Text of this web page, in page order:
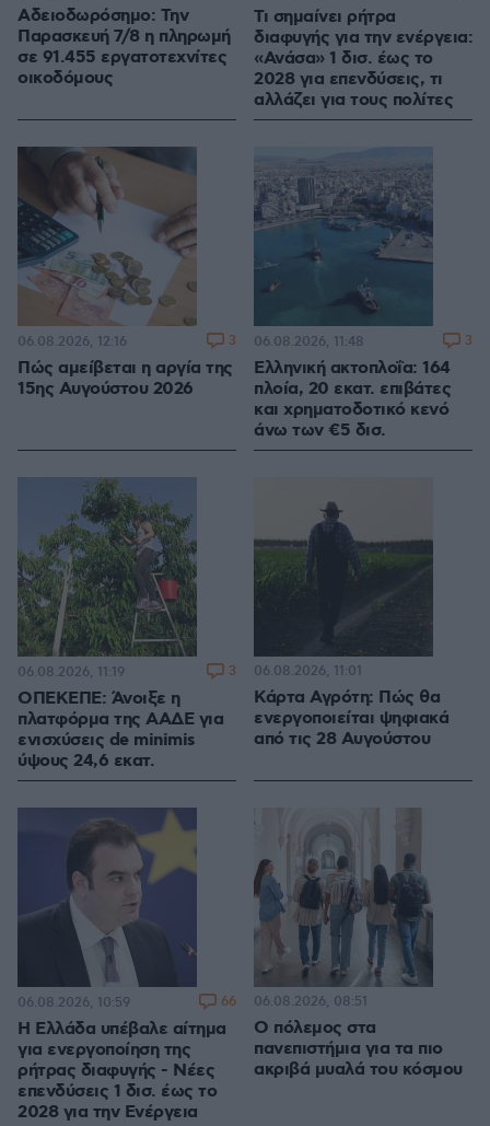
Αδειοδωρόσημο: Την
Παρασκευή 7/8 η πληρωμή
σε 91.455 εργατοτεχνίτες
οικοδόμους
Τι σημαίνει ρήτρα
διαφυγής για την ενέργεια:
«Ανάσα» 1 δισ. έως το
2028 για επενδύσεις, τι
αλλάζει για τους πολίτες
Πώς αμείβεται η αργία της
15ης Αυγούστου 2026
06.08.2026, 12:16 3
Ελληνική ακτοπλοΐα: 164
πλοία, 20 εκατ. επιβάτες
και χρηματοδοτικό κενό
άνω των €5 δισ.
06.08.2026, 11:48 3
ΟΠΕΚΕΠΕ: Άνοιξε η
πλατφόρμα της ΑΑΔΕ για
ενισχύσεις de minimis
ύψους 24,6 εκατ.
06.08.2026, 11:19 3
Κάρτα Αγρότη: Πώς θα
ενεργοποιείται ψηφιακά
από τις 28 Αυγούστου
06.08.2026, 11:01
Η Ελλάδα υπέβαλε αίτημα
για ενεργοποίηση της
ρήτρας διαφυγής - Νέες
επενδύσεις 1 δισ. έως το
2028 για την Ενέργεια
06.08.2026, 10:59 66
Ο πόλεμος στα
πανεπιστήμια για τα πιο
ακριβά μυαλά του κόσμου
06.08.2026, 08:51